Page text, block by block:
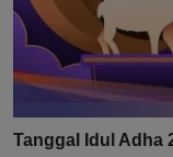
Tanggal Idul Adha